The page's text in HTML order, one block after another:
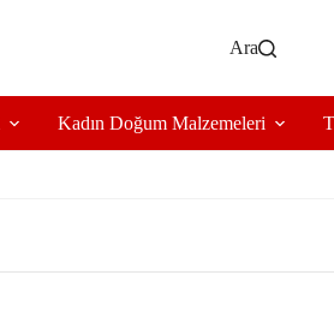
Ara
Kadın Doğum Malzemeleri